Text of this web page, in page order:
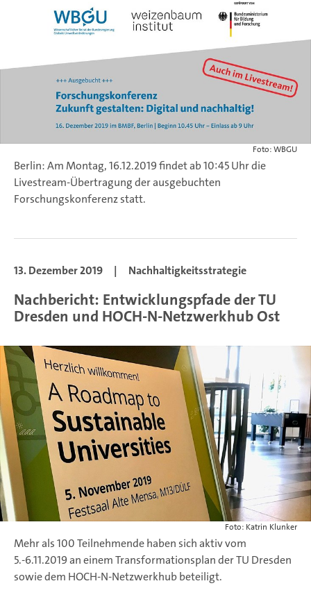
Foto: WBGU
Berlin: Am Montag, 16.12.2019 findet ab 10:45 Uhr die
Livestream-Übertragung der ausgebuchten
Forschungskonferenz statt.
13. Dezember 2019 | Nachhaltigkeitsstrategie
Nachbericht: Entwicklungspfade der TU
Dresden und HOCH-N-Netzwerkhub Ost
Foto: Katrin Klunker
Mehr als 100 Teilnehmende haben sich aktiv vom
5.-6.11.2019 an einem Transformationsplan der TU Dresden
sowie dem HOCH-N-Netzwerkhub beteiligt.